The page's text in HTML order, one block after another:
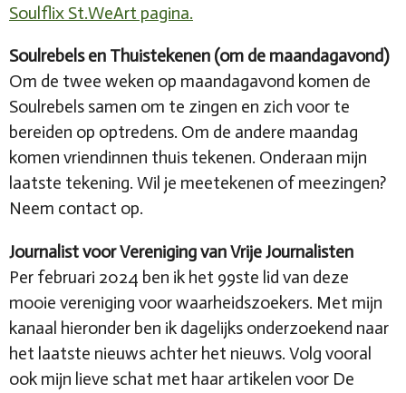
Soulflix St.WeArt pagina.
Soulrebels en Thuistekenen (om de maandagavond)
Om de twee weken op maandagavond komen de
Soulrebels samen om te zingen en zich voor te
bereiden op optredens. Om de andere maandag
komen vriendinnen thuis tekenen. Onderaan mijn
laatste tekening. Wil je meetekenen of meezingen?
Neem contact op.
Journalist voor Vereniging van Vrije Journalisten
Per februari 2024 ben ik het 99ste lid van deze
mooie vereniging voor waarheidszoekers. Met mijn
kanaal hieronder ben ik dagelijks onderzoekend naar
het laatste nieuws achter het nieuws. Volg vooral
ook mijn lieve schat met haar artikelen voor De